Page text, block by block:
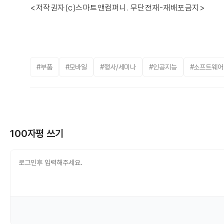
<저작권자(c)스마트앤컴퍼니. 무단전재-재배포금지>
#부품 #모바일 #행사/세미나 #인공지능 #소프트웨어
100자평 쓰기